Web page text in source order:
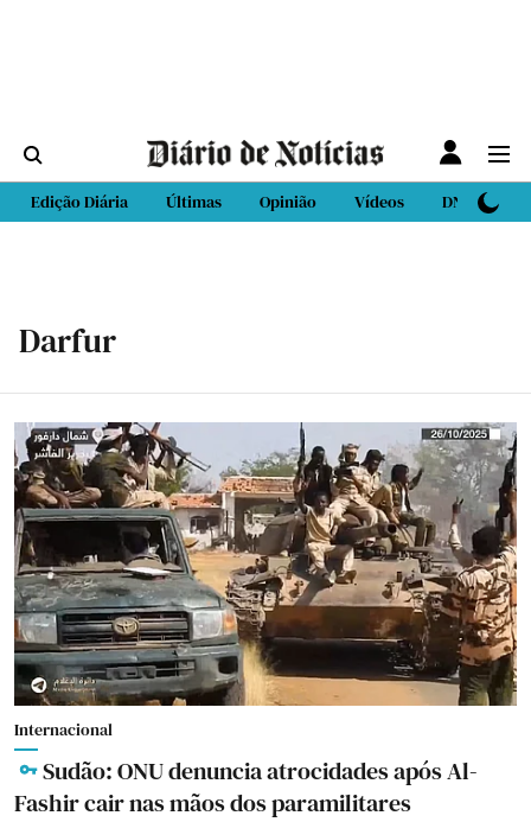
Edição Diária Últimas Opinião Vídeos DN Sport
Darfur
Internacional
Sudão: ONU denuncia atrocidades após Al-
Fashir cair nas mãos dos paramilitares